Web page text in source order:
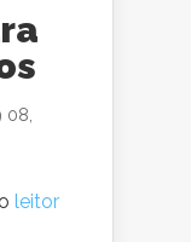
08,
leitor